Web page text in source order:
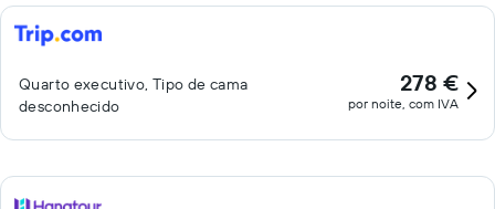
Quarto executivo, Tipo de cama
desconhecido
278 €
por noite, com IVA